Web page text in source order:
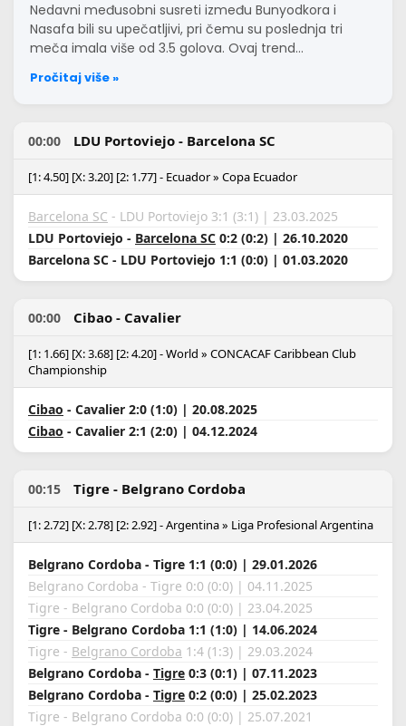
Nedavni međusobni susreti između Bunyodkora i
Nasafa bili su upečatljivi, pri čemu su poslednja tri
meča imala više od 3.5 golova. Ovaj trend…
Pročitaj više »
00:00 LDU Portoviejo - Barcelona SC
[1: 4.50] [X: 3.20] [2: 1.77] - Ecuador » Copa Ecuador
Barcelona SC - LDU Portoviejo 3:1 (3:1) | 23.03.2025
LDU Portoviejo - Barcelona SC 0:2 (0:2) | 26.10.2020
Barcelona SC - LDU Portoviejo 1:1 (0:0) | 01.03.2020
00:00 Cibao - Cavalier
[1: 1.66] [X: 3.68] [2: 4.20] - World » CONCACAF Caribbean Club
Championship
Cibao - Cavalier 2:0 (1:0) | 20.08.2025
Cibao - Cavalier 2:1 (2:0) | 04.12.2024
00:15 Tigre - Belgrano Cordoba
[1: 2.72] [X: 2.78] [2: 2.92] - Argentina » Liga Profesional Argentina
Belgrano Cordoba - Tigre 1:1 (0:0) | 29.01.2026
Belgrano Cordoba - Tigre 0:0 (0:0) | 04.11.2025
Tigre - Belgrano Cordoba 0:0 (0:0) | 23.04.2025
Tigre - Belgrano Cordoba 1:1 (1:0) | 14.06.2024
Tigre - Belgrano Cordoba 1:4 (1:3) | 29.03.2024
Belgrano Cordoba - Tigre 0:3 (0:1) | 07.11.2023
Belgrano Cordoba - Tigre 0:2 (0:0) | 25.02.2023
Tigre - Belgrano Cordoba 0:0 (0:0) | 25.07.2021